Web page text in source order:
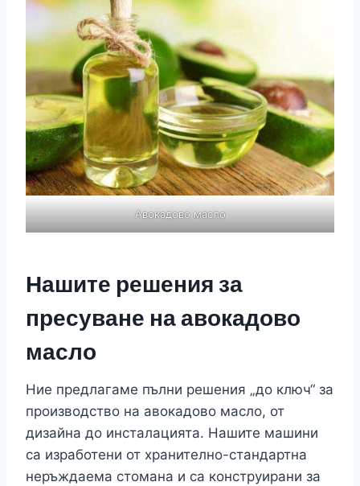
Авокадово масло
Нашите решения за
пресуване на авокадово
масло
Ние предлагаме пълни решения „до ключ“ за
производство на авокадово масло, от
дизайна до инсталацията. Нашите машини
са изработени от хранително-стандартна
неръждаема стомана и са конструирани за